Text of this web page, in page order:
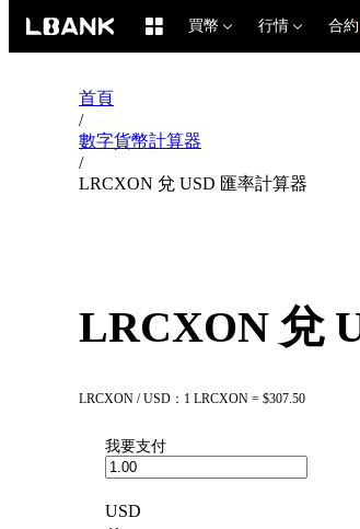
買幣 行情 合約
首頁
/
數字貨幣計算器
/
LRCXON 兌 USD 匯率計算器
LRCXON 兌
LRCXON / USD：1 LRCXON = $307.50
我要支付
USD